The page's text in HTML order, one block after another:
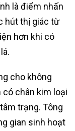
là điểm nhấn
hút thị giác từ
hơn khi có
cho không
có chân kim loại
trạng. Tông
gian sinh hoạt